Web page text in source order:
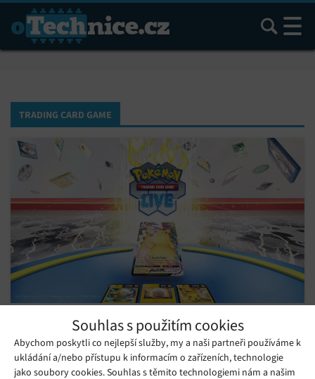
Souhlas s použitím cookies
Abychom poskytli co nejlepší služby, my a naši partneři používáme k
ukládání a/nebo přístupu k informacím o zařízeních, technologie
jako soubory cookies. Souhlas s těmito technologiemi nám a našim
Hledat
TRADING CARD GAME
Pokémon TCG Live je digitální verzí
oblíbené karetní hry
Středa 22. 09. 2021 Samuel
Fanoušky Pokémonů jistě potěší nejnovější zpráva.